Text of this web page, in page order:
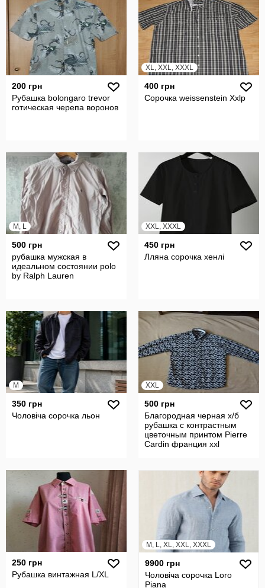
200 грн
Рубашка bolongaro trevor
готическая черепа воронов
XL, XXL, XXXL
400 грн
Сорочка weissenstein Ххlр
M, L
500 грн
рубашка мужская в
идеальном состоянии polo
by Ralph Lauren
XXL, XXXL
450 грн
Лляна сорочка хенлі
M
350 грн
Чоловіча сорочка льон
XXL
500 грн
Благородная черная х/б
рубашка с контрастным
цветочным принтом Pierre
Cardin франция xxl
250 грн
Рубашка винтажная L/XL
M, L, XL, XXL, XXXL
9900 грн
Чоловіча сорочка Loro
Piana